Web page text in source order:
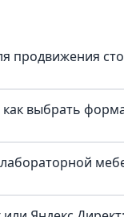
продвижения
выбрать